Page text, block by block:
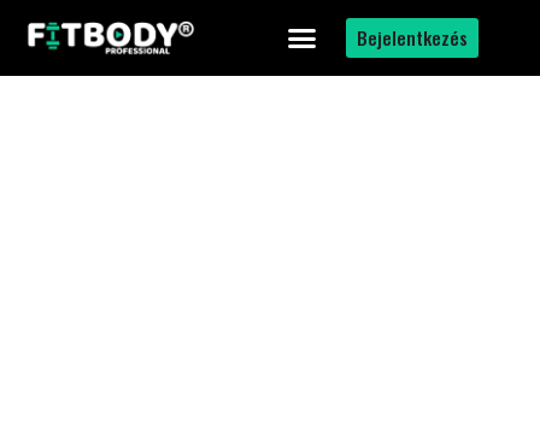
Bejelentkezés